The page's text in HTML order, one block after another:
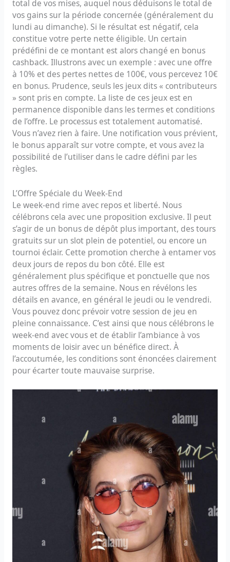
total de vos mises, auquel nous déduisons le total de
vos gains sur la période concernée (généralement du
lundi au dimanche). Si le résultat est négatif, cela
constitue votre perte nette éligible. Un certain
prédéfini de ce montant est alors changé en bonus
cashback. Illustrons avec un exemple : avec une offre
à 10% et des pertes nettes de 100€, vous percevez 10€
en bonus. Prudence, seuls les jeux dits « contributeurs
» sont pris en compte. La liste de ces jeux est en
permanence disponible dans les termes et conditions
de l’offre. Le processus est totalement automatisé.
Vous n’avez rien à faire. Une notification vous prévient,
le bonus apparaît sur votre compte, et vous avez la
possibilité de l’utiliser dans le cadre défini par les
règles.
L’Offre Spéciale du Week-End
Le week-end rime avec repos et liberté. Nous
célébrons cela avec une proposition exclusive. Il peut
s’agir de un bonus de dépôt plus important, des tours
gratuits sur un slot plein de potentiel, ou encore un
tournoi éclair. Cette promotion cherche à entamer vos
deux jours de repos du bon côté. Elle est
généralement plus spécifique et ponctuelle que nos
autres offres de la semaine. Nous en révélons les
détails en avance, en général le jeudi ou le vendredi.
Vous pouvez donc prévoir votre session de jeu en
pleine connaissance. C’est ainsi que nous célébrons le
week-end avec vous et de établir l’ambiance à vos
moments de loisir avec un bénéfice direct. À
l’accoutumée, les conditions sont énoncées clairement
pour écarter toute mauvaise surprise.